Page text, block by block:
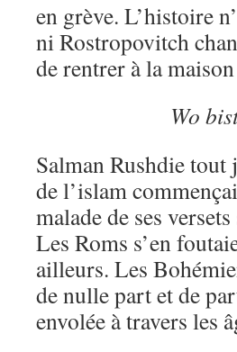
en grève. L’histoire
ni Rostropovitch
de rentrer à la
Wo
Salman Rushdie tout
de l’islam
malade de ses
Les Roms s’en
ailleurs. Les
de nulle part et de
envolée à travers les